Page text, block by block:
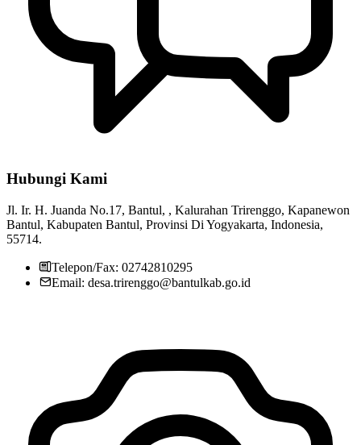
Pemerintah Kalurahan Trirenggo
Hubungi Kami
Jl. Ir. H. Juanda No.17, Bantul, , Kalurahan Trirenggo, Kapanewon
Bantul, Kabupaten Bantul, Provinsi Di Yogyakarta, Indonesia,
55714.
Telepon/Fax: 02742810295
Email: desa.trirenggo@bantulkab.go.id